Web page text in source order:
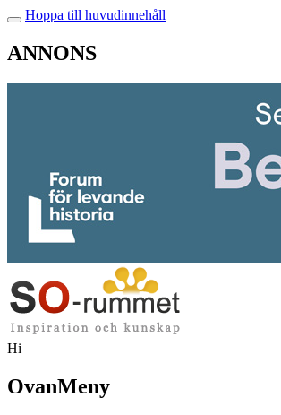
Hoppa till huvudinnehåll
ANNONS
Hi
OvanMeny